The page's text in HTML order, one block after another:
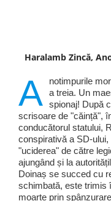
Haralamb Zincă,
A
notimpurile
a treia. Un
spionaj! După
scrisoare de "căință",
conducătorul statului,
conspirativă a SD-
"uciderea" de către
ajungând și la
Doinaș se succed cu
schimbată, este trimis
moarte prin